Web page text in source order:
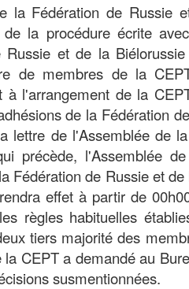
la Fédération de Russie
de la procédure écrite
Russie et de la
de membres de la
à l'arrangement de la
de la Fédération
lettre de l'Assemblée de
précède, l'Assemblée
Fédération de Russie et
effet à partir de
règles habituelles
tiers majorité des
la CEPT a demandé au
susmentionnées.